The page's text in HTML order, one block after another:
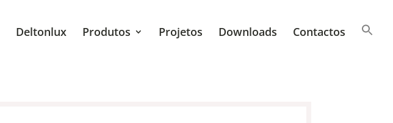
Deltonlux Produtos Projetos Downloads Contactos